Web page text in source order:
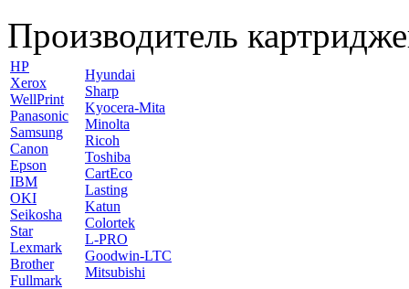
Производитель
HP
Xerox
WellPrint
Panasonic
Samsung
Canon
Epson
IBM
OKI
Seikosha
Star
Lexmark
Brother
Fullmark
Hyundai
Sharp
Kyocera-Mita
Minolta
Ricoh
Toshiba
CartEco
Lasting
Katun
Colortek
L-PRO
Goodwin-LTC
Mitsubishi